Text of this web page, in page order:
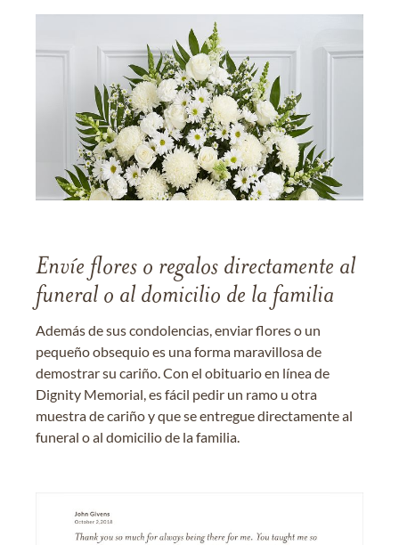
Envíe flores o regalos directamente al
funeral o al domicilio de la familia
Además de sus condolencias, enviar flores o un
pequeño obsequio es una forma maravillosa de
demostrar su cariño. Con el obituario en línea de
Dignity Memorial, es fácil pedir un ramo u otra
muestra de cariño y que se entregue directamente al
funeral o al domicilio de la familia.